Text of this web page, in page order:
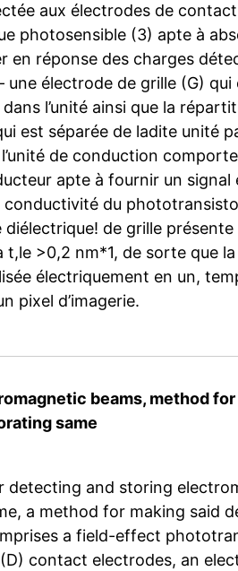
aux électrodes de
photosensible (3) apte à
en réponse des charges
électrode de grille (G) qui
l’unité ainsi que la
est séparée de ladite unité
de conduction
apte à fournir un signal
conductivité du
de grille présente
>0,2 nm*1, de sorte que
électriquement en un,
pixel d’imagerie.
beams, method for
same
detecting and storing
a method for making said
a field-effect
contact electrodes, an